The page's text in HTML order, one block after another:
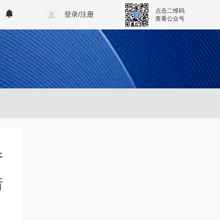
登录/注册
点击二维码
查看公众号